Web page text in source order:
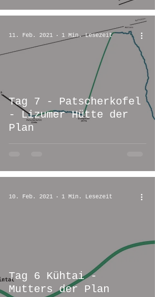
Tag 7 - Patscherkofel
- Lizumer Hütte der
Plan
11. Feb. 2021 1 Min. Lesezeit
Tag 6 Kühtai -
Mutters der Plan
10. Feb. 2021 1 Min. Lesezeit